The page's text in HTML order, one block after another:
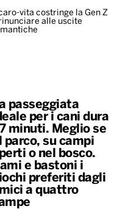
caro-vita costringe la Gen Z
alle uscite
passeggiata
per i cani dura
minuti. Meglio se
parco, su campi
o nel bosco.
e bastoni i
preferiti dagli
a quattro